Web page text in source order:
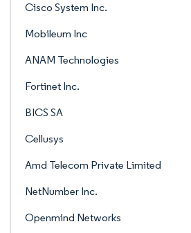
Cisco System Inc.
Mobileum Inc
ANAM Technologies
Fortinet Inc.
BICS SA
Cellusys
Amd Telecom Private Limited
NetNumber Inc.
Openmind Networks